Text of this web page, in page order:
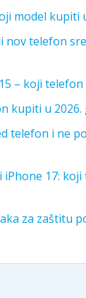
model kupiti
telefon
– koji
kupiti u 2026.
telefon i ne
iPhone 17:
za zaštitu